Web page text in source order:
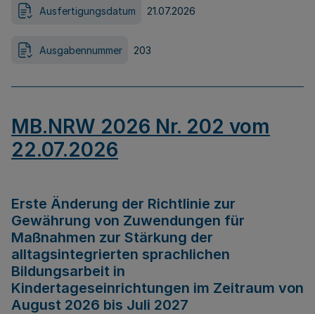
Ausfertigungsdatum 21.07.2026
Ausgabennummer 203
MB.NRW 2026 Nr. 202 vom
22.07.2026
Erste Änderung der Richtlinie zur
Gewährung von Zuwendungen für
Maßnahmen zur Stärkung der
alltagsintegrierten sprachlichen
Bildungsarbeit in
Kindertageseinrichtungen im Zeitraum von
August 2026 bis Juli 2027